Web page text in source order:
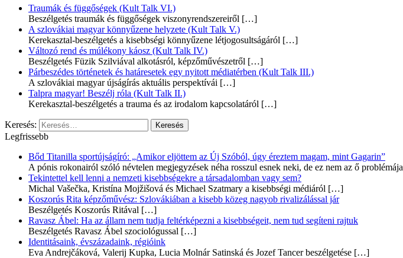
Traumák és függőségek (Kult Talk VI.)
Beszélgetés traumák és függőségek viszonyrendszereiről […]
A szlovákiai magyar könnyűzene helyzete (Kult Talk V.)
Kerekasztal-beszélgetés a kisebbségi könnyűzene létjogosultságáról […]
Változó rend és múlékony káosz (Kult Talk IV.)
Beszélgetés Füzik Szilviával alkotásról, képzőművészetről […]
Párbeszédes történetek és határesetek egy nyitott médiatérben (Kult Talk III.)
A szlovákiai magyar újságírás aktuális perspektívái […]
Talpra magyar! Beszélj róla (Kult Talk II.)
Kerekasztal-beszélgetés a trauma és az irodalom kapcsolatáról […]
Keresés:
Legfrissebb
Bőd Titanilla sportújságíró: „Amikor eljöttem az Új Szóból, úgy éreztem magam, mint Gagarin”
A pónis rokonairól szóló névtelen megjegyzések néha rosszul esnek neki, de ez nem az ő problémája
Tekintettel kell lenni a nemzeti kisebbségekre a társadalomban vagy sem?
Michal Vašečka, Kristína Mojžišová és Michael Szatmary a kisebbségi médiáról […]
Koszorús Rita képzőművész: Szlovákiában a kisebb közeg nagyob rivalizálással jár
Beszélgetés Koszorús Ritával […]
Ravasz Ábel: Ha az állam nem tudja feltérképezni a kisebbségeit, nem tud segíteni rajtuk
Beszélgetés Ravasz Ábel szociológussal […]
Identitásaink, évszázadaink, régióink
Eva Andrejčáková, Valerij Kupka, Lucia Molnár Satinská és Jozef Tancer beszélgetése […]